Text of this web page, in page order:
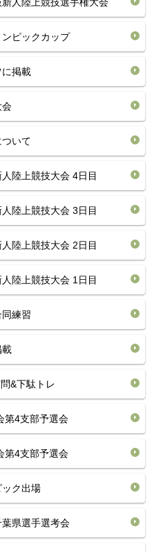
ピックカップ
掲載
会
いて
陸上競技大会 4日目
陸上競技大会 3日目
陸上競技大会 2日目
陸上競技大会 1日目
練習
載
&下駄トレ
第4支部予選会
第4支部予選会
ク出場
県選手選考会